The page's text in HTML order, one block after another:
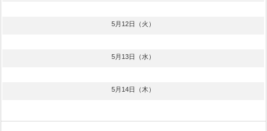
5月12日（火）
5月13日（水）
5月14日（木）